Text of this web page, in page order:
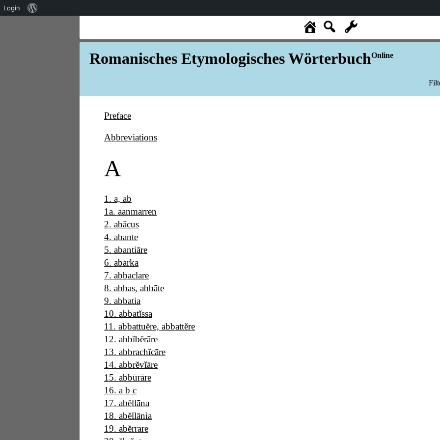
Romanisches Etymologisches WörterbuchOnline
Preface
Abbreviations
A
1 . a, ab
1a. aanmarren
2. abācus
4. abante
5. abantiāre
6. abarka
7. abbaclare
8. abbas, abbāte
9. abbatia
10. abbatĭssa
11 . abbattuĕre, abbattĕre
12. abbĭbĕrāre
13. abbrachĭcāre
14. abbrĕvĭāre
15. abbūrāre
16. a b c
17. abĕllāna
18. abĕllānia
19. abĕrrāre
Login